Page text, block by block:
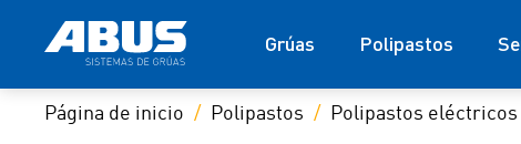
Grúas Polipastos
Página de inicio Polipastos Polipastos eléctricos